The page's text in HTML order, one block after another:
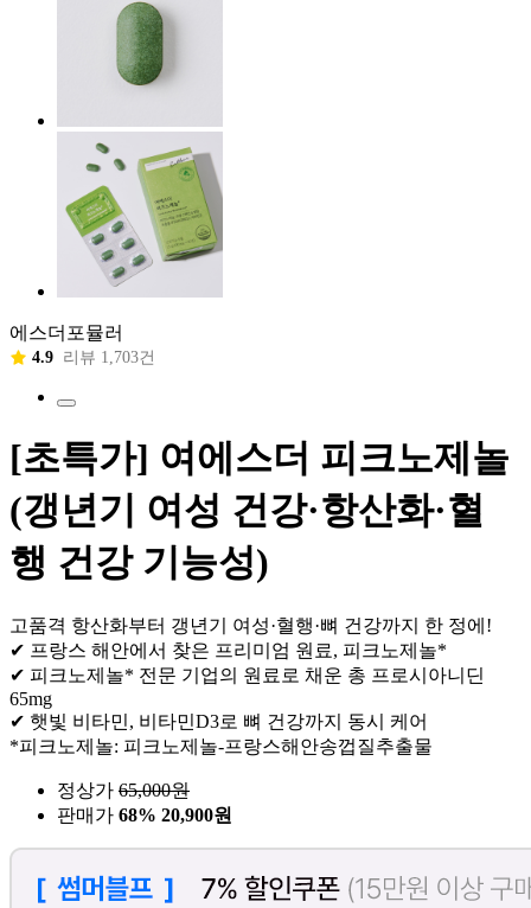
에스더포뮬러
4.9 리뷰 1,703건
[초특가] 여에스더 피크노제놀
(갱년기 여성 건강·항산화·혈
행 건강 기능성)
고품격 항산화부터 갱년기 여성·혈행·뼈 건강까지 한 정에!
✔ 프랑스 해안에서 찾은 프리미엄 원료, 피크노제놀*
✔ 피크노제놀* 전문 기업의 원료로 채운 총 프로시아니딘
65mg
✔ 햇빛 비타민, 비타민D3로 뼈 건강까지 동시 케어
*피크노제놀: 피크노제놀-프랑스해안송껍질추출물
정상가 65,000원
판매가 68% 20,900원